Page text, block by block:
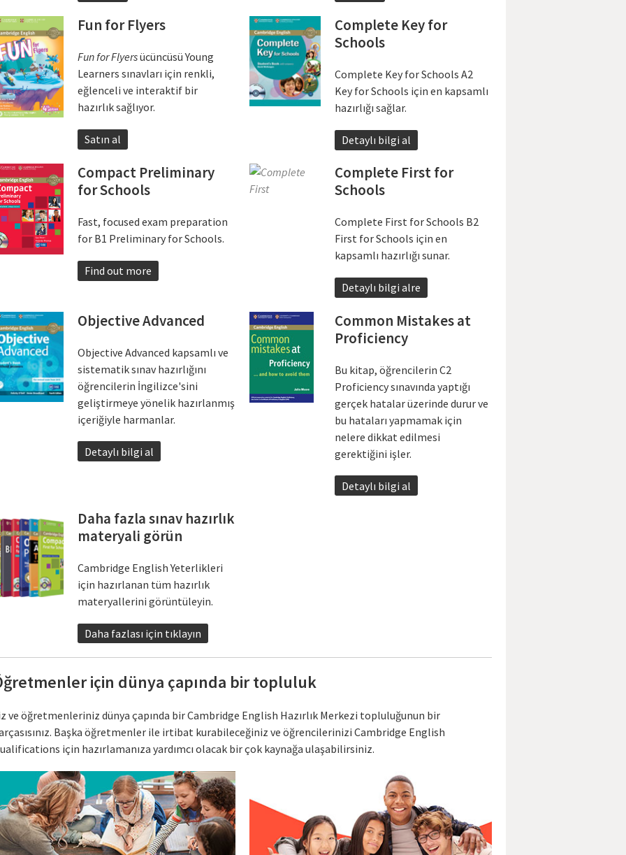
Fun for Flyers
Fun for Flyersücüncüsü Young
Learners sınavları için renkli,
eğlenceli ve interaktif bir
hazırlık sağlıyor.
Satın al
Complete Key for
Schools
Complete Key for Schools A2
Key for Schools için en kapsamlı
hazırlığı sağlar.
Detaylı bilgi al
Compact Preliminary
for Schools
Fast, focused exam preparation
for B1 Preliminary for Schools.
Find out more
Complete First for
Schools
Complete First for Schools B2
First for Schools için en
kapsamlı hazırlığı sunar.
Detaylı bilgi alre
Objective Advanced
Objective Advanced kapsamlı ve
sistematik sınav hazırlığını
öğrencilerin İngilizce'sini
geliştirmeye yönelik hazırlanmış
içeriğiyle harmanlar.
Detaylı bilgi al
Common Mistakes at
Proficiency
Bu kitap, öğrencilerin C2
Proficiency sınavında yaptığı
gerçek hatalar üzerinde durur ve
bu hataları yapmamak için
nelere dikkat edilmesi
gerektiğini işler.
Detaylı bilgi al
Daha fazla sınav hazırlık
materyali görün
Cambridge English Yeterlikleri
için hazırlanan tüm hazırlık
materyallerini görüntüleyin.
Daha fazlası için tıklayın
için dünya çapında bir topluluk
ve öğretmenleriniz dünya çapında bir Cambridge English Hazırlık Merkezi topluluğunun bir
Başka öğretmenler ile irtibat kurabileceğiniz ve öğrencilerinizi Cambridge English
için hazırlamanıza yardımcı olacak bir çok kaynağa ulaşabilirsiniz.